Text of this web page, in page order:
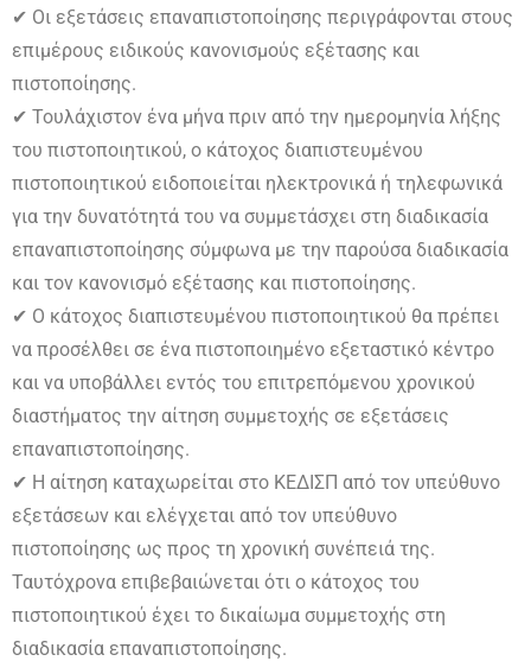
✔ Οι εξετάσεις επαναπιστοποίησης περιγράφονται στους
επιμέρους ειδικούς κανονισμούς εξέτασης και
πιστοποίησης.
✔ Τουλάχιστον ένα μήνα πριν από την ημερομηνία λήξης
του πιστοποιητικού, ο κάτοχος διαπιστευμένου
πιστοποιητικού ειδοποιείται ηλεκτρονικά ή τηλεφωνικά
για την δυνατότητά του να συμμετάσχει στη διαδικασία
επαναπιστοποίησης σύμφωνα με την παρούσα διαδικασία
και τον κανονισμό εξέτασης και πιστοποίησης.
✔ Ο κάτοχος διαπιστευμένου πιστοποιητικού θα πρέπει
να προσέλθει σε ένα πιστοποιημένο εξεταστικό κέντρο
και να υποβάλλει εντός του επιτρεπόμενου χρονικού
διαστήματος την αίτηση συμμετοχής σε εξετάσεις
επαναπιστοποίησης.
✔ Η αίτηση καταχωρείται στο ΚΕΔΙΣΠ από τον υπεύθυνο
εξετάσεων και ελέγχεται από τον υπεύθυνο
πιστοποίησης ως προς τη χρονική συνέπειά της.
Ταυτόχρονα επιβεβαιώνεται ότι ο κάτοχος του
πιστοποιητικού έχει το δικαίωμα συμμετοχής στη
διαδικασία επαναπιστοποίησης.